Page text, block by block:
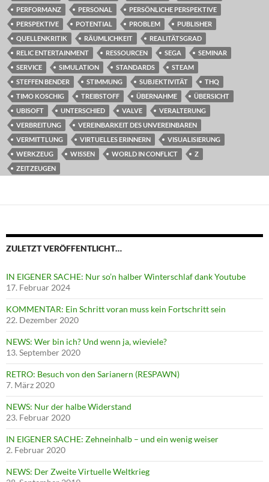
PERFORMANZ
PERSONAL
PERSÖNLICHE PERSPEKTIVE
PERSPEKTIVE
POTENTIAL PROBLEM
PUBLISHER
QUELLENKRITIK
RÄUMLICHKEIT
REALITÄTSGRAD
RELIC ENTERTAINMENT
RESSOURCEN SEGA
SEMINAR
SERVICE
SIMULATION STANDARDS
STEAM
STEFFEN BENDER
STIMMUNG SUBJEKTIVITÄT
THQ
TIMO KOSCHIG
TREIBSTOFF ÜBERNAHME
ÜBERSICHT
UBISOFT
UNTERSCHIED VALVE
VERALTERUNG
VERBREITUNG
VEREINBARKEIT DES UNVEREINBAREN
VERMITTLUNG
VIRTUELLES ERINNERN
VISUALISIERUNG
WERKZEUG
WISSEN WORLD IN CONFLICT
Z
ZEITZEUGEN
ZULETZT VERÖFFENTLICHT…
IN EIGENER SACHE: Nur so’n halber Winterschlaf dank Youtube
17. Februar 2024
KOMMENTAR: Ein Schritt voran muss kein Fortschritt sein
22. Dezember 2020
NEWS: Wer bin ich? Und wenn ja, wieviele?
13. September 2020
RETRO: Besuch von den Sarianern (RESPAWN)
7. März 2020
NEWS: Nur der halbe Widerstand
23. Februar 2020
IN EIGENER SACHE: Zehneinhalb – und ein wenig weiser
2. Februar 2020
NEWS: Der Zweite Virtuelle Weltkrieg